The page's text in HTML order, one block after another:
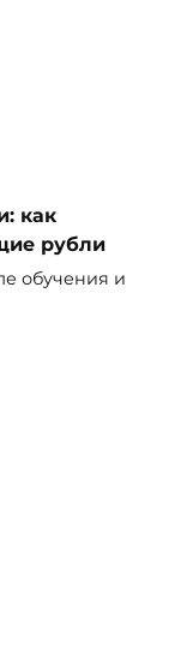
как
рубли
обучения и